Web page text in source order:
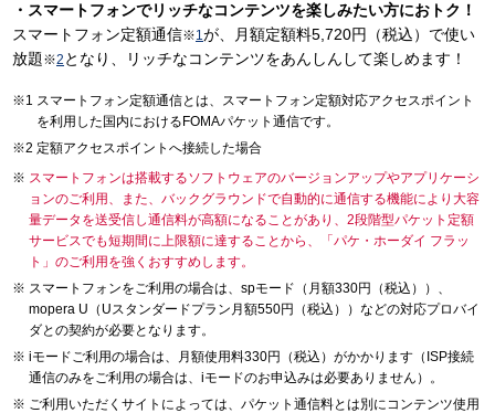
・スマートフォンでリッチなコンテンツを楽しみたい方におトク！
スマートフォン定額通信※1が、月額定額料5,720円（税込）で使い
放題※2 となり、リッチなコンテンツをあんしんして楽しめます！
スマートフォン定額通信とは、スマートフォン定額対応アクセスポイント
を利用した国内におけるFOMAパケット通信です。
定額アクセスポイントへ接続した場合
スマートフォンは搭載するソフトウェアのバージョンアップやアプリケーシ
ョンのご利用、また、バックグラウンドで自動的に通信する機能により大容
量データを送受信し通信料が高額になることがあり、2段階型パケット定額
サービスでも短期間に上限額に達することから、「パケ・ホーダイ フラッ
ト」のご利用を強くおすすめします。
スマートフォンをご利用の場合は、spモード（月額330円（税込））、
mopera U（Uスタンダードプラン月額550円（税込））などの対応プロバイ
ダとの契約が必要となります。
iモードご利用の場合は、月額使用料330円（税込）がかかります（ISP接続
通信のみをご利用の場合は、iモードのお申込みは必要ありません）。
ご利用いただくサイトによっては、パケット通信料とは別にコンテンツ使用